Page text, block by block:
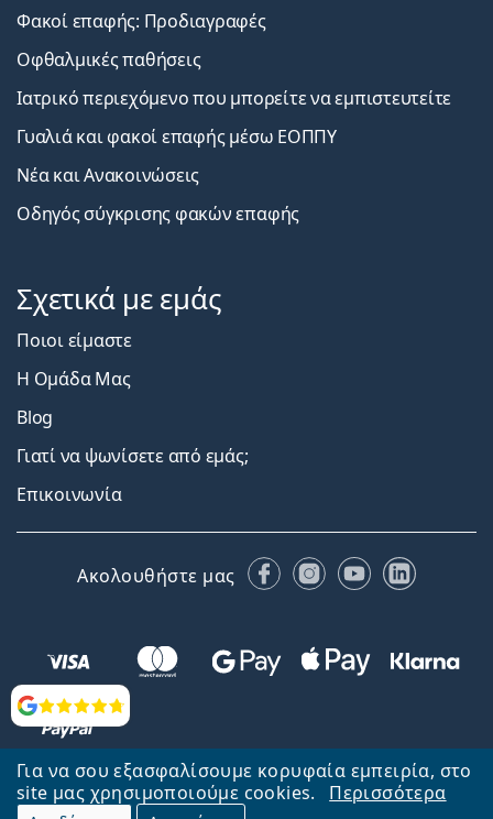
Για να σου εξασφαλίσουμε κορυφαία εμπειρία, στο
site μας χρησιμοποιούμε cookies.
Περισσότερα
Αξιολογήσεις
Φακοί επαφής: Προδιαγραφές
Οφθαλμικές παθήσεις
Ιατρικό περιεχόμενο που μπορείτε να εμπιστευτείτε
Γυαλιά και φακοί επαφής μέσω ΕΟΠΠΥ
Νέα και Ανακοινώσεις
Οδηγός σύγκρισης φακών επαφής
Σχετικά με εμάς
Ποιοι είμαστε
Η Ομάδα Μας
Blog
Γιατί να ψωνίσετε από εμάς;
Επικοινωνία
Ακολουθήστε μας FacebookInstagram
YouTubeLinkedIn